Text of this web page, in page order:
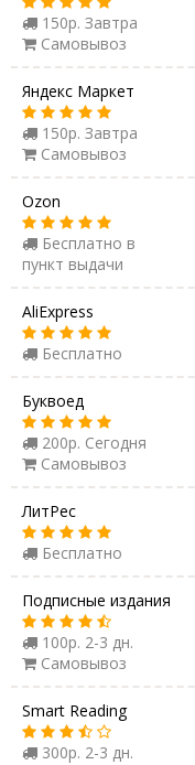
150р. Завтра
Самовывоз
Яндекс Маркет
150р. Завтра
Самовывоз
Ozon
Бесплатно в
пункт выдачи
AliExpress
Бесплатно
Буквоед
200р. Сегодня
Самовывоз
ЛитРес
Бесплатно
Подписные издания
100р. 2-3 дн.
Самовывоз
Smart Reading
300р. 2-3 дн.